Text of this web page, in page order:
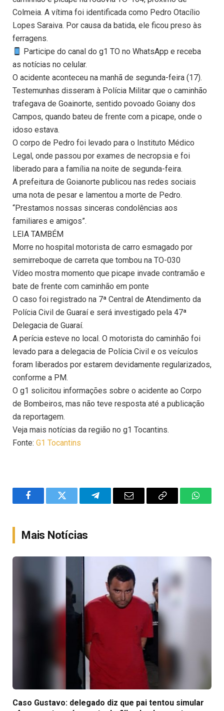
Colmeia. A vítima foi identificada como Pedro Otacílio
Lopes Saraiva. Por causa da batida, ele ficou preso às
ferragens.
Participe do canal do g1 TO no WhatsApp e receba
as notícias no celular.
O acidente aconteceu na manhã de segunda-feira (17).
Testemunhas disseram à Polícia Militar que o caminhão
trafegava de Goainorte, sentido povoado Goiany dos
Campos, quando bateu de frente com a picape, onde o
idoso estava.
O corpo de Pedro foi levado para o Instituto Médico
Legal, onde passou por exames de necropsia e foi
liberado para a família na noite de segunda-feira.
A prefeitura de Goianorte publicou nas redes sociais
uma nota de pesar e lamentou a morte de Pedro.
“Prestamos nossas sinceras condolências aos
familiares e amigos”.
LEIA TAMBÉM
Morre no hospital motorista de carro esmagado por
semirreboque de carreta que tombou na TO-030
Vídeo mostra momento que picape invade contramão e
bate de frente com caminhão em ponte
O caso foi registrado na 7ª Central de Atendimento da
Polícia Civil de Guaraí e será investigado pela 47ª
Delegacia de Guaraí.
A perícia esteve no local. O motorista do caminhão foi
levado para a delegacia de Polícia Civil e os veículos
foram liberados por estarem devidamente regularizados,
conforme a PM.
O g1 solicitou informações sobre o acidente ao Corpo
de Bombeiros, mas não teve resposta até a publicação
da reportagem.
Veja mais notícias da região no g1 Tocantins.
Fonte: G1 Tocantins
FacebookTwitter TelegramEmail
Copy
Mais Notícias
Caso Gustavo: delegado diz que pai tentou simular